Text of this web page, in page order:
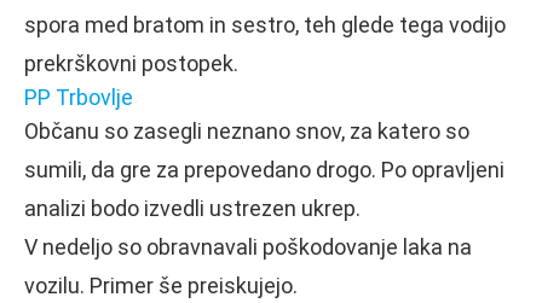
spora med bratom in sestro, teh glede tega vodijo
prekrškovni postopek.
PP Trbovlje
Občanu so zasegli neznano snov, za katero so
sumili, da gre za prepovedano drogo. Po opravljeni
analizi bodo izvedli ustrezen ukrep.
V nedeljo so obravnavali poškodovanje laka na
vozilu. Primer še preiskujejo.